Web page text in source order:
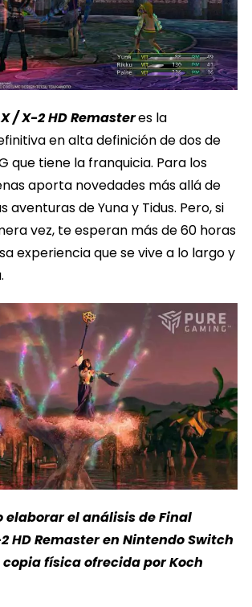
/ X-2 HD Remasteres la
en alta definición de dos de
que tiene la franquicia. Para los
aporta novedades más allá de
aventuras de Yuna y Tidus. Pero, si
vez, te esperan más de 60 horas
experiencia que se vive a lo largo y
elaborar el análisis de Final
HD Remaster en Nintendo Switch
física ofrecida por Koch